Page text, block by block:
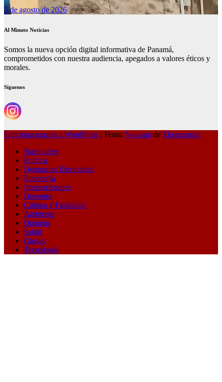
5 de agosto de 2026
Al Minuto Noticias
Somos la nueva opción digital informativa de Panamá,
comprometidos con nuestra audiencia, apegados a valores éticos y
morales.
Síguenos
Funciona gracias a WordPress | Tema: Newsup de Themeansar
Nacionales
Política
Denuncias Electorales
Economía
Internacionales
Deportes
Cultura y Farándula
Ambiente
Opinión
Salud
Glosas
Tecnología